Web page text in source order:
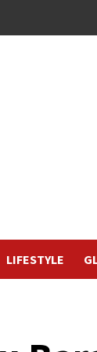
LIFESTYLE